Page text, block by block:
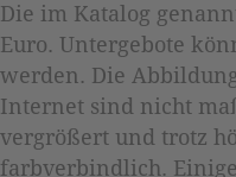
Die im Katalog
Euro. Untergebote
werden. Die
Internet sind nicht
vergrößert und trotz
farbverbindlich.